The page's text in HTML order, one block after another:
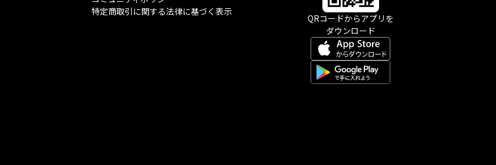
特定商取引に関する法律に基づく表示
QRコードからアプリを
ダウンロード